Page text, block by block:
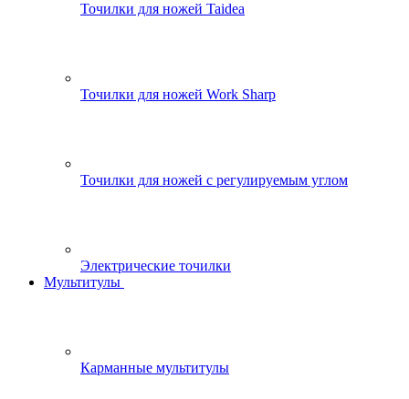
Точилки для ножей Taidea
Точилки для ножей Work Sharp
Точилки для ножей с регулируемым углом
Электрические точилки
Мультитулы
Карманные мультитулы